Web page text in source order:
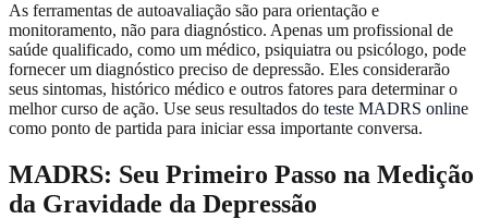
As ferramentas de autoavaliação são para orientação e
monitoramento, não para diagnóstico. Apenas um profissional de
saúde qualificado, como um médico, psiquiatra ou psicólogo, pode
fornecer um diagnóstico preciso de depressão. Eles considerarão
seus sintomas, histórico médico e outros fatores para determinar o
melhor curso de ação. Use seus resultados do teste MADRS online
como ponto de partida para iniciar essa importante conversa.
MADRS: Seu Primeiro Passo na Medição
da Gravidade da Depressão